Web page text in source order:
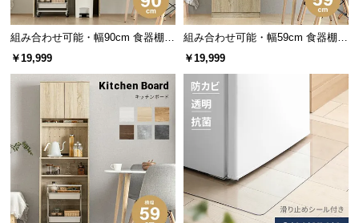
ー
ビ
ス
に
つ
搬
一般的なガラスの3〜4倍の強度をもち、万一割れ
た時の安全性が高い強化ガラスを採用しました。
高さ調節ができる可動棚
中棚はそれぞれ 約3.2㎝ 間隔で高さ調節が可能。食器
やグラスの高さによって自由にカスタマイズできま
す。
組み合わせ可能・幅90cm 食器棚
ワイド キッチンボード 木目調 レ
￥19,999
組み合わせ可能・幅59cm 食器棚
スリム キッチンボード 木目調 レ
￥19,999